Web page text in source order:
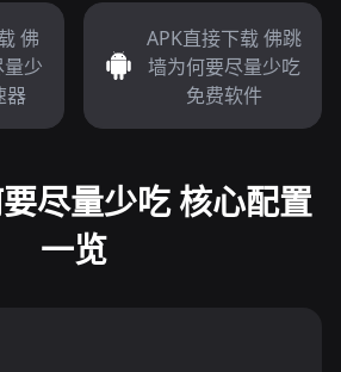
佛
少
器
APK直接下载 佛跳
墙为何要尽量少吃
免费软件
尽量少吃 核心配置
一览